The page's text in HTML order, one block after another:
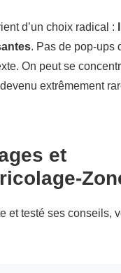
d’un choix radical :
. Pas de pop-ups
On peut se
extrêmement
et
et testé ses conseils,